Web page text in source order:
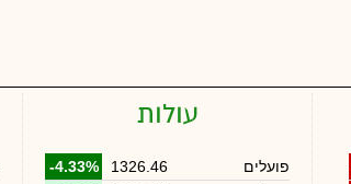
עולות
פועלים 1326.46
-4.33%